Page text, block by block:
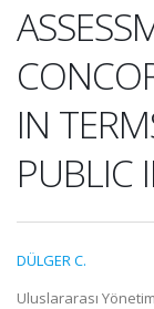
IN
PUBLIC
DÜLGER C.
Uluslararası